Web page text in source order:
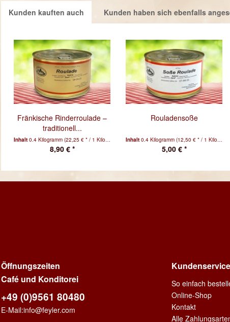
Kunden kauften auch Kunden haben sich ebenfalls
Fränkische Rinderroulade –
traditionell...
Inhalt 0.4 Kilogramm (22,25 € * / 1 Kilogramm)
8,90 € *
Rouladensoße
Inhalt 0.4 Kilogramm (12,50 € * / 1 Kilogramm)
5,00 € *
Öffnungszeiten
Café und Konditorei
+49 (0)9561 80480
E-Mail:info@feyler.com
Kundenservice
So einfach
Online-Shop
Kontakt
Alle